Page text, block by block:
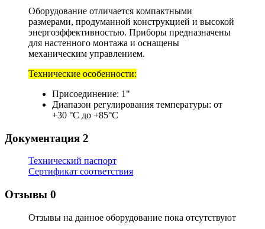
Оборудование отличается компактными
размерами, продуманной конструкцией и высокой
энергоэффективностью. Приборы предназначены
для настенного монтажа и оснащены
механическим управлением.
Технические особенности:
Присоединение: 1"
Диапазон регулирования температуры: от
+30 °С до +85°С
Документация 2
Технический паспорт
Сертификат соответствия
Отзывы 0
Отзывы на данное оборудование пока отсутствуют